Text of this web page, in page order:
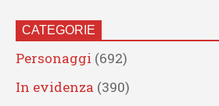
CATEGORIE
Personaggi (692)
In evidenza (390)